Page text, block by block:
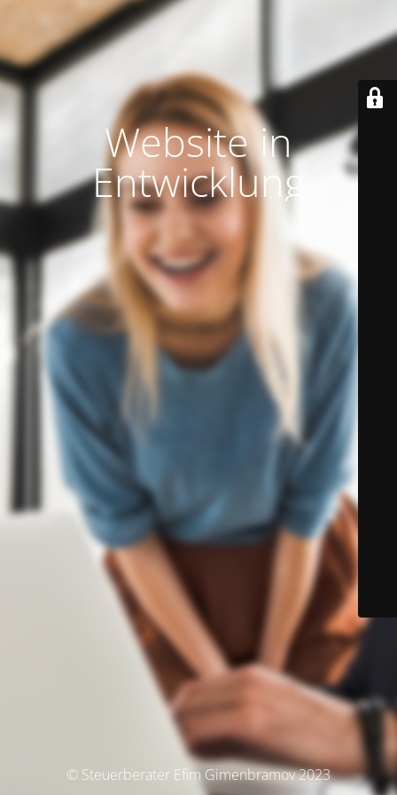
Website in
Entwicklung
© Steuerberater Efim Gimenbramov 2023